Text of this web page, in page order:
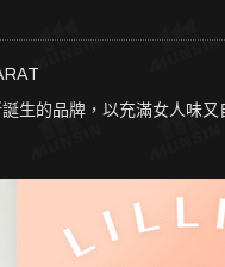
生的品牌，以充滿女人味